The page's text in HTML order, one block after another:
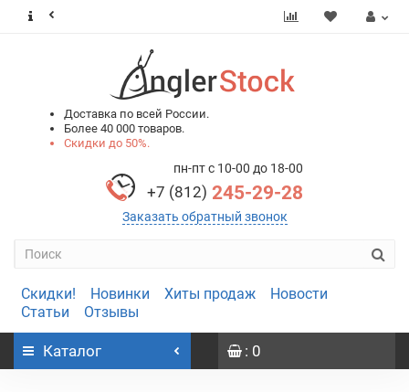
Доставка по всей России.
Более 40 000 товаров.
Скидки до 50%.
пн-пт с 10-00 до 18-00
+7 (812) 245-29-28
Заказать обратный звонок
Скидки! Новинки Хиты продаж
Новости
Статьи
Отзывы
Каталог : 0